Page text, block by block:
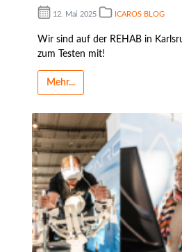
12. Mai 2025 ICAROS BLOG
Wir sind auf der REHAB in
zum Testen mit!
Mehr...